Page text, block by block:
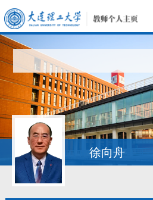
首页
科学研究
教学研究
获奖信息
招生信息
徐向舟